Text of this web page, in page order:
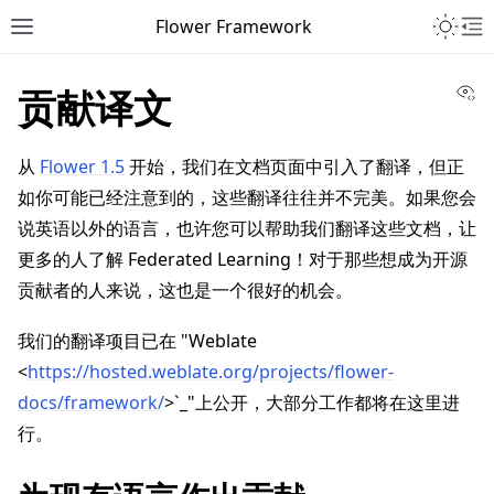
Toggle site navigation sidebar
Flower Framework
贡献译文
从 Flower 1.5开始，我们在文档页面中引入了翻译，但正
如你可能已经注意到的，这些翻译往往并不完美。如果您会
说英语以外的语言，也许您可以帮助我们翻译这些文档，让
更多的人了解 Federated Learning！对于那些想成为开源
贡献者的人来说，这也是一个很好的机会。
我们的翻译项目已在 "Weblate
<https://hosted.weblate.org/projects/flower-
docs/framework/>`_"上公开，大部分工作都将在这里进
行。